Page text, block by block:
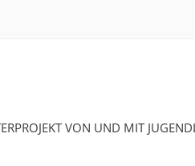
VON UND MIT